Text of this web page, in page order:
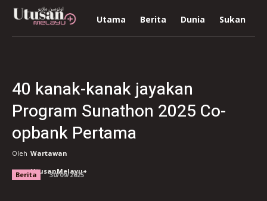
Utama Berita Dunia Sukan
40 kanak-kanak jayakan
Program Sunathon 2025 Co-
opbank Pertama
Oleh Wartawan
UtusanMelayu+
Berita 30/09/2025